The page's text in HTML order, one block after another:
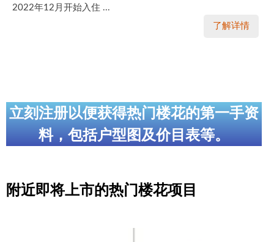
2022年12月开始入住 ...
了解详情
立刻注册以便获得热门楼花的第一手资
料，包括户型图及价目表等。
附近即将上市的热门楼花项目